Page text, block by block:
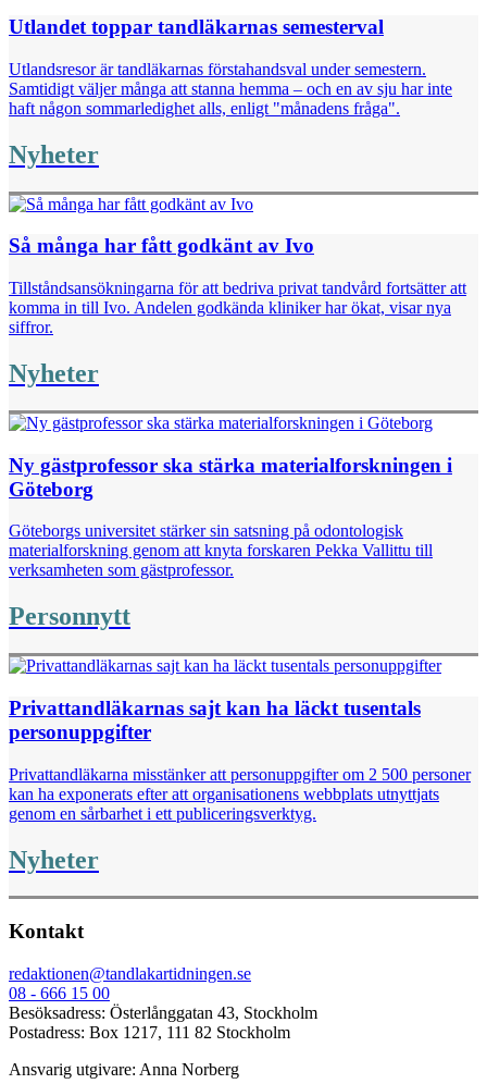
Utlandet toppar tandläkarnas semesterval
Utlandsresor är tandläkarnas förstahandsval under semestern.
Samtidigt väljer många att stanna hemma – och en av sju har inte
haft någon sommarledighet alls, enligt "månadens fråga".
Nyheter
Så många har fått godkänt av Ivo
Tillståndsansökningarna för att bedriva privat tandvård fortsätter att
komma in till Ivo. Andelen godkända kliniker har ökat, visar nya
siffror.
Nyheter
Ny gästprofessor ska stärka materialforskningen i
Göteborg
Göteborgs universitet stärker sin satsning på odontologisk
materialforskning genom att knyta forskaren Pekka Vallittu till
verksamheten som gästprofessor.
Personnytt
Privattandläkarnas sajt kan ha läckt tusentals
personuppgifter
Privattandläkarna misstänker att personuppgifter om 2 500 personer
kan ha exponerats efter att organisationens webbplats utnyttjats
genom en sårbarhet i ett publiceringsverktyg.
Nyheter
Kontakt
redaktionen@tandlakartidningen.se
08 - 666 15 00
Besöksadress: Österlånggatan 43, Stockholm
Postadress: Box 1217, 111 82 Stockholm
Ansvarig utgivare: Anna Norberg